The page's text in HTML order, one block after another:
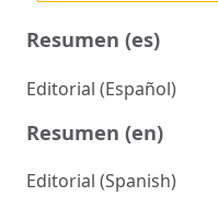
Resumen (es)
Editorial (Español)
Resumen (en)
Editorial (Spanish)